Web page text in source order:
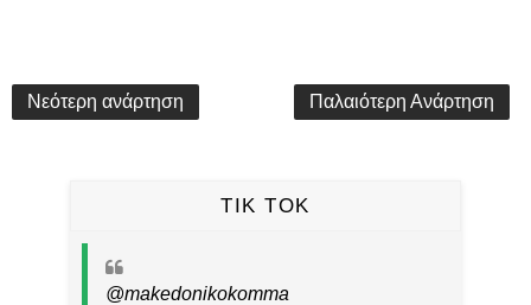
Νεότερη ανάρτηση Παλαιότερη Ανάρτηση
TIK TOK
@makedonikokomma